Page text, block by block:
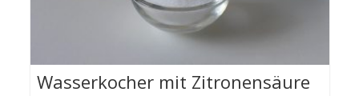
Wasserkocher mit Zitronensäure